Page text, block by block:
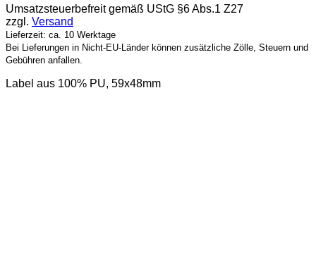
Umsatzsteuerbefreit gemäß UStG §6 Abs.1 Z27
zzgl. Versand
Lieferzeit: ca. 10 Werktage
Bei Lieferungen in Nicht-EU-Länder können zusätzliche Zölle, Steuern und
Gebühren anfallen.
Label aus 100% PU, 59x48mm